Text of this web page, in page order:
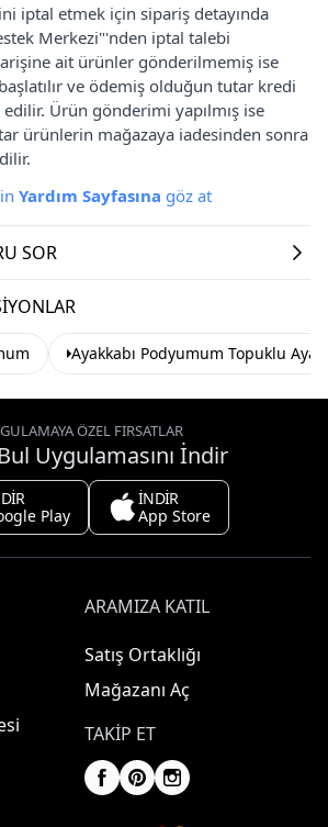
iptal etmek için sipariş detayında
Merkezi"'nden iptal talebi
ait ürünler gönderilmemiş ise
ve ödemiş olduğun tutar kredi
Ürün gönderimi yapılmış ise
ürünlerin mağazaya iadesinden sonra
Yardım Sayfasına göz at
SOR
Ayakkabı Podyumum Topuklu
ÖZEL FIRSATLAR
Uygulamasını İndir
Play
İNDİR
App Store
ARAMIZA KATIL
Satış Ortaklığı
Mağazanı Aç
TAKIP ET